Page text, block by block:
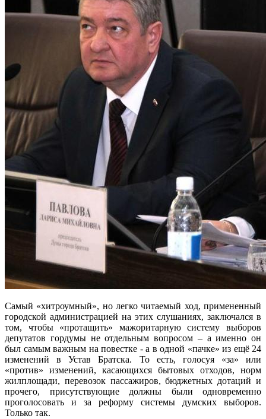
Самый «хитроумный», но легко читаемый ход, примененный
городской администрацией на этих слушаниях, заключался в
том, чтобы «протащить» мажоритарную систему выборов
депутатов гордумы не отдельным вопросом – а именно он
был самым важным на повестке - а в одной «пачке» из ещё 24
изменений в Устав Братска. То есть, голосуя «за» или
«против» изменений, касающихся бытовых отходов, норм
жилплощади, перевозок пассажиров, бюджетных дотаций и
прочего, присутствующие должны были одновременно
проголосовать и за реформу системы думских выборов.
Только так.